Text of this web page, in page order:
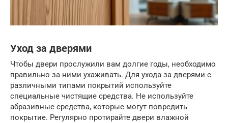
Уход за дверями
Чтобы двери прослужили вам долгие годы, необходимо
правильно за ними ухаживать. Для ухода за дверями с
различными типами покрытий используйте
специальные чистящие средства. Не используйте
абразивные средства, которые могут повредить
покрытие. Регулярно протирайте двери влажной